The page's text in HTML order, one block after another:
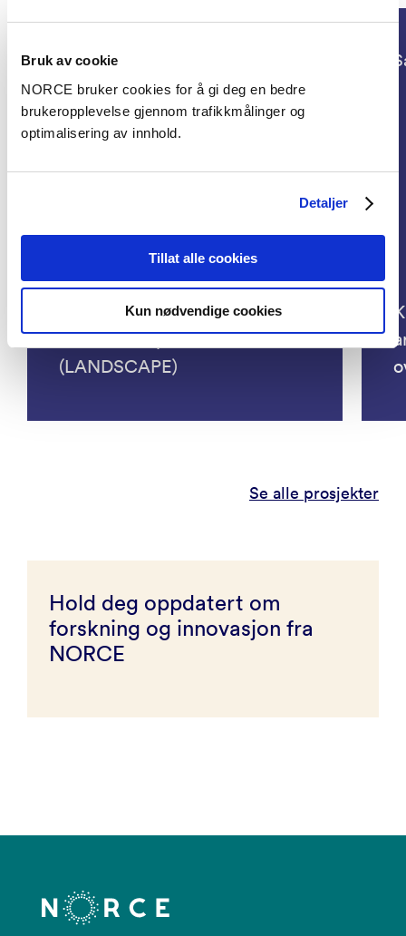
Bruk av cookie
NORCE bruker cookies for å gi deg en bedre
brukeropplevelse gjennom trafikkmålinger og
optimalisering av innhold.
Detaljer
Tillat alle cookies
Kun nødvendige cookies
Klima, Samfunn
The impacts of land use
conflicts on society and
citizens: how local arguments
shape democratic participation
and lived experience
(LANDSCAPE)
Se alle prosjekter
Hold deg oppdatert om
forskning og innovasjon fra
NORCE